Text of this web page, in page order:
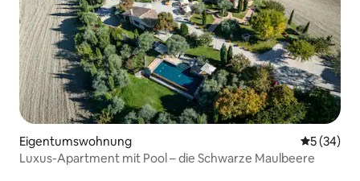
Eigentumswohnung
5 (34)
Luxus-Apartment mit Pool – die Schwarze Maulbeere